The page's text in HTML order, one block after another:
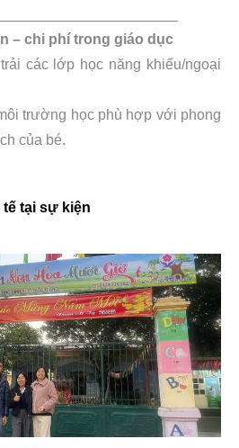
– chi phí trong giáo dục
các lớp học năng khiếu/ngoại
trường học phù hợp với phong
của bé.
tại sự kiện